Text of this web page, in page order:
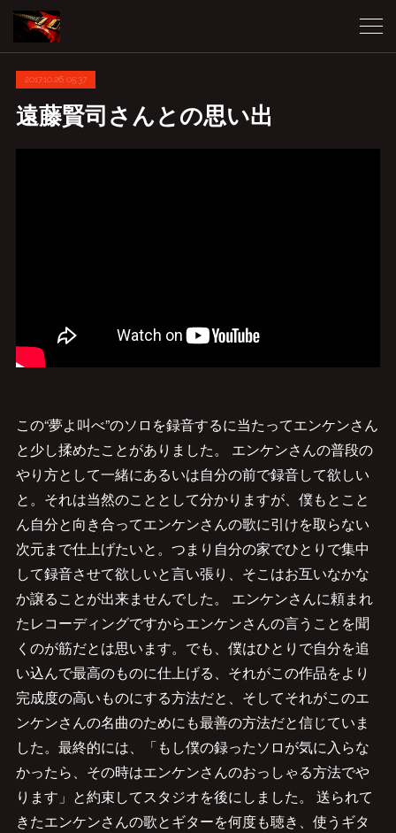
2017.10.26 05:37
遠藤賢司さんとの思い出
この“夢よ叫べ”のソロを録音するに当たってエンケンさん
と少し揉めたことがありました。 エンケンさんの普段の
やり方として一緒にあるいは自分の前で録音して欲しい
と。それは当然のこととして分かりますが、僕もとこと
ん自分と向き合ってエンケンさんの歌に引けを取らない
次元まで仕上げたいと。つまり自分の家でひとりで集中
して録音させて欲しいと言い張り、そこはお互いなかな
か譲ることが出来ませんでした。 エンケンさんに頼まれ
たレコーディングですからエンケンさんの言うことを聞
くのが筋だとは思います。でも、僕はひとりで自分を追
い込んで最高のものに仕上げる、それがこの作品をより
完成度の高いものにする方法だと、そしてそれがこのエ
ンケンさんの名曲のためにも最善の方法だと信じていま
した。最終的には、「もし僕の録ったソロが気に入らな
かったら、その時はエンケンさんのおっしゃる方法でや
ります」と約束してスタジオを後にしました。 送られて
きたエンケンさんの歌とギターを何度も聴き、使うギタ